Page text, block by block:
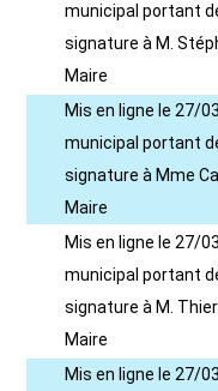
municipal portant
signature à M.
Maire
Mis en ligne le 27/
municipal portant
signature à Mme
Maire
Mis en ligne le 27/
municipal portant
signature à M.
Maire
Mis en ligne le 27/